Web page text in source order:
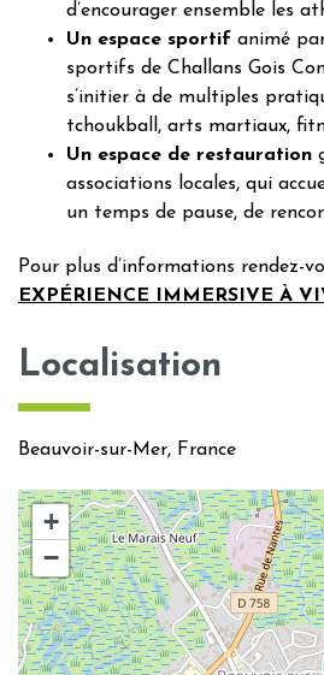
d’encourager ensemble les
Un espace sportif animé
sportifs de Challans Gois
s’initier à de multiples
tchoukball, arts martiaux,
Un espace de restauration
associations locales, qui
un temps de pause, de
Pour plus d’informations rendez-
EXPÉRIENCE IMMERSIVE À
Localisation
Beauvoir-sur-Mer, France
+
−